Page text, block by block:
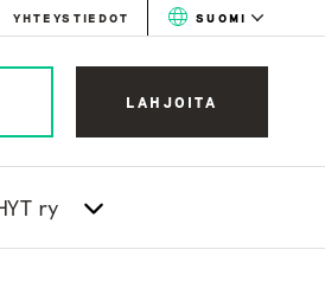
YHTEYSTIEDOT SUOMI
LAHJOITA
ry